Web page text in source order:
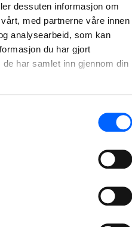
dessuten informasjon om
med partnerne våre innen
analysearbeid, som kan
du har gjort
har samlet inn gjennom din
døgnet rundt